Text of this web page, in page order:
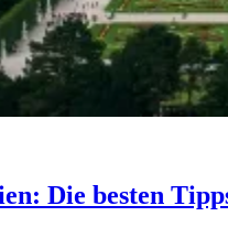
Die besten